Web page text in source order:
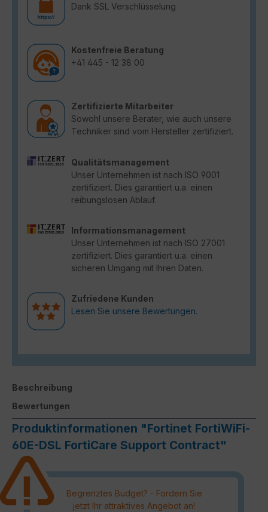
Dank SSL Verschlüsselung
Kostenfreie Beratung
+41 445 - 12 38 00
Zertifizierte Mitarbeiter
Sowohl unsere Berater, wie auch unsere
Techniker sind vom Hersteller zertifiziert.
Qualitätsmanagement
Unser Unternehmen ist nach ISO 9001
zertifiziert. Dies garantiert u.a. einen
reibungslosen Ablauf.
Informationsmanagement
Unser Unternehmen ist nach ISO 27001
zertifiziert. Dies garantiert u.a. einen
sicheren Umgang mit Ihren Daten.
Zufriedene Kunden
Lesen Sie unsere Bewertungen.
Beschreibung
Bewertungen
Produktinformationen "Fortinet FortiWiFi-
60E-DSL FortiCare Support Contract"
Begrenztes Budget? - Fordern Sie
jetzt Ihr attraktives Angebot an!